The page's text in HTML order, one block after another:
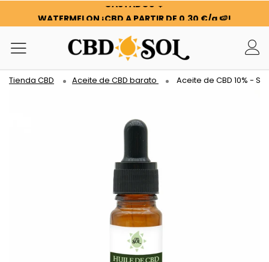
WATERMELON ¡CBD A PARTIR DE 0,30 €/g 🍉!
LOS PEDIDOS SE HAN DUPLICADO ✨
100 G DE FLORES O RESINAS DE REGALO POR CADA 100 €
GASTADOS ❤️
WATERMELON ¡CBD A PARTIR DE 0,30 €/g 🍉!
LOS PEDIDOS SE HAN DUPLICADO ✨
Tienda CBD Aceite de CBD barato Aceite de CBD 10% -